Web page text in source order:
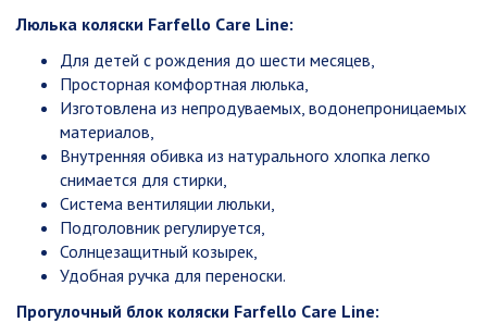
Люлька коляски Farfello Care Line:
Для детей с рождения до шести месяцев,
Просторная комфортная люлька,
Изготовлена из непродуваемых, водонепроницаемых
материалов,
Внутренняя обивка из натурального хлопка легко
снимается для стирки,
Система вентиляции люльки,
Подголовник регулируется,
Солнцезащитный козырек,
Удобная ручка для переноски.
Прогулочный блок коляски Farfello Care Line: